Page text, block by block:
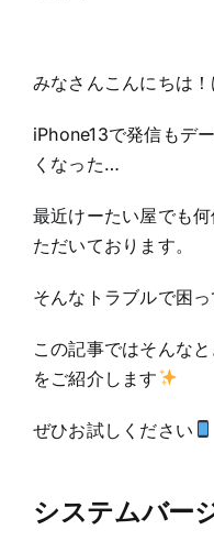
みなさんこんにちは
iPhone13で発信もデ
くなった…
最近けーたい屋でも
ただいております。
そんなトラブルで困っ
この記事ではそんな
をご紹介します
ぜひお試しください
システムバー